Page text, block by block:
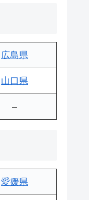
広島県
山口県
–
愛媛県